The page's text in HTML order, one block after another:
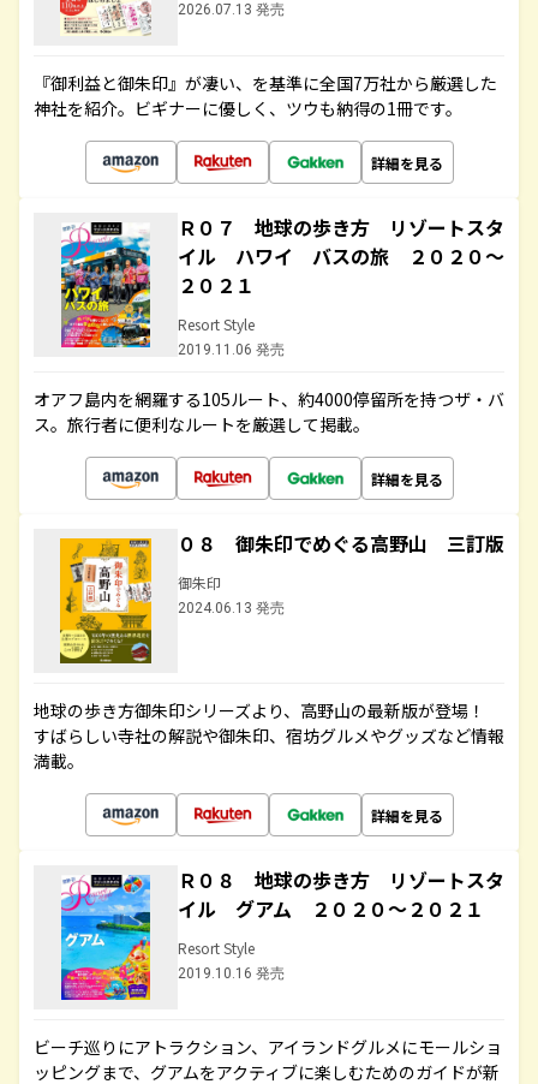
2026.07.13 発売
『御利益と御朱印』が凄い、を基準に全国7万社から厳選した
神社を紹介。ビギナーに優しく、ツウも納得の1冊です。
詳細を見る
Ｒ０７ 地球の歩き方 リゾートスタ
イル ハワイ バスの旅 ２０２０～
２０２１
Resort Style
2019.11.06 発売
オアフ島内を網羅する105ルート、約4000停留所を持つザ・バ
ス。旅行者に便利なルートを厳選して掲載。
詳細を見る
０８ 御朱印でめぐる高野山 三訂版
御朱印
2024.06.13 発売
地球の歩き方御朱印シリーズより、高野山の最新版が登場！
すばらしい寺社の解説や御朱印、宿坊グルメやグッズなど情報
満載。
詳細を見る
Ｒ０８ 地球の歩き方 リゾートスタ
イル グアム ２０２０～２０２１
Resort Style
2019.10.16 発売
ビーチ巡りにアトラクション、アイランドグルメにモールショ
ッピングまで、グアムをアクティブに楽しむためのガイドが新